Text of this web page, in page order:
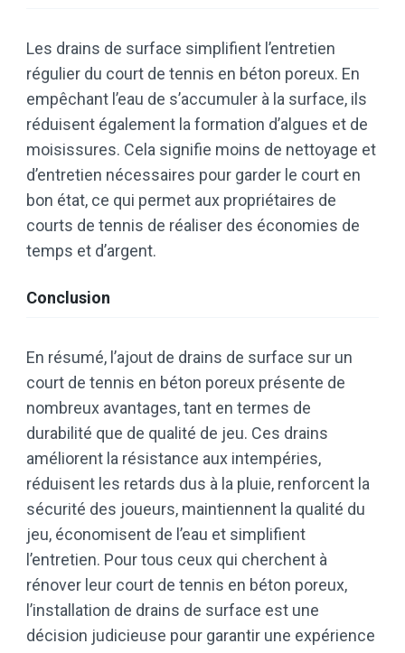
Les drains de surface simplifient l’entretien
régulier du court de tennis en béton poreux. En
empêchant l’eau de s’accumuler à la surface, ils
réduisent également la formation d’algues et de
moisissures. Cela signifie moins de nettoyage et
d’entretien nécessaires pour garder le court en
bon état, ce qui permet aux propriétaires de
courts de tennis de réaliser des économies de
temps et d’argent.
Conclusion
En résumé, l’ajout de drains de surface sur un
court de tennis en béton poreux présente de
nombreux avantages, tant en termes de
durabilité que de qualité de jeu. Ces drains
améliorent la résistance aux intempéries,
réduisent les retards dus à la pluie, renforcent la
sécurité des joueurs, maintiennent la qualité du
jeu, économisent de l’eau et simplifient
l’entretien. Pour tous ceux qui cherchent à
rénover leur court de tennis en béton poreux,
l’installation de drains de surface est une
décision judicieuse pour garantir une expérience